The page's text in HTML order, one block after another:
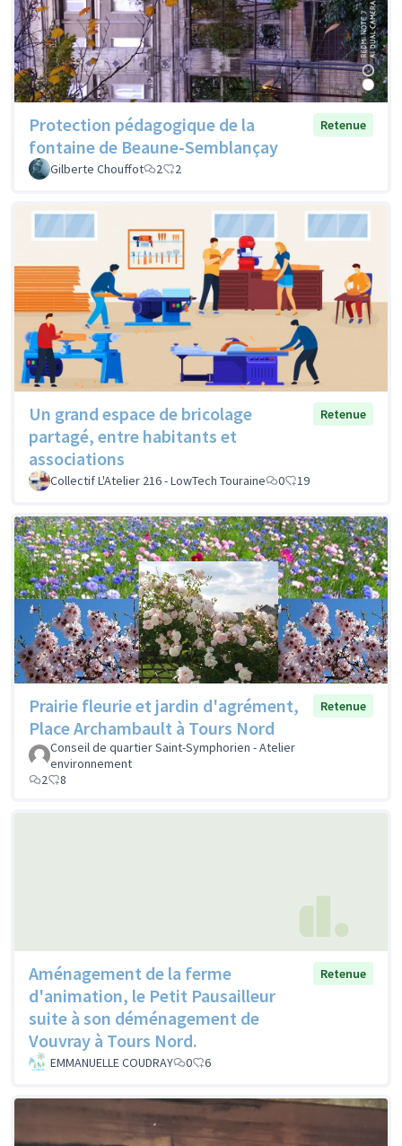
Protection pédagogique de la
fontaine de Beaune-Semblançay
Retenue
Gilberte Chouffot 2 2
Un grand espace de bricolage
partagé, entre habitants et
associations
Retenue
Collectif L'Atelier 216 - LowTech Touraine 0 19
Prairie fleurie et jardin d'agrément,
Place Archambault à Tours Nord
Retenue
Conseil de quartier Saint-Symphorien - Atelier
environnement
2
8
Aménagement de la ferme
d'animation, le Petit Pausailleur
suite à son déménagement de
Vouvray à Tours Nord.
Retenue
EMMANUELLE COUDRAY 0 6